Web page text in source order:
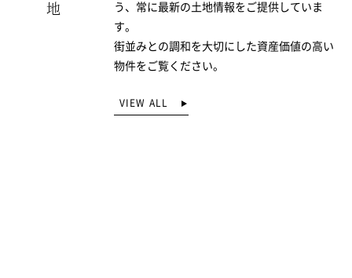
う、常に最新の土地情報をご提供していま
す。
街並みとの調和を大切にした資産価値の高い
物件をご覧ください。
VIEW ALL